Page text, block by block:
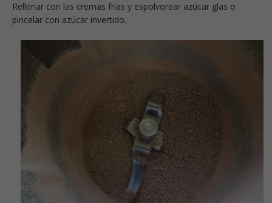
Rellenar con las cremas frías y espolvorear azúcar glas o
pincelar con azúcar invertido.